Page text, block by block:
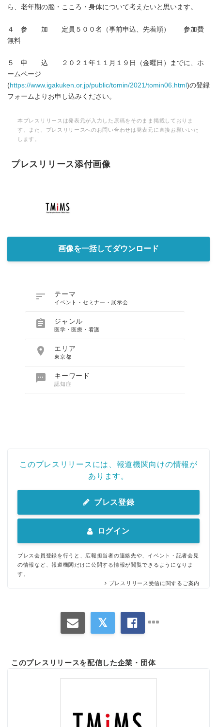
ら、老年期の脳・こころ・身体について考えたいと思います。
４ 参 加 定員５００名（事前申込、先着順） 参加費
無料
５ 申 込 ２０２１年１１月１９日（金曜日）までに、ホ
ームページ
(https://www.igakuken.or.jp/public/tomin/2021/tomin06.html )の登録
フォームよりお申し込みください。
本プレスリリースは発表元が入力した原稿をそのまま掲載しておりま
す。また、プレスリリースへのお問い合わせは発表元に直接お願いいた
します。
プレスリリース添付画像
画像を一括してダウンロード
 テーマ
イベント・セミナー・展示会
 ジャンル
医学・医療・看護
 エリア
東京都
 キーワード
認知症
このプレスリリースには、報道機関向けの情報が
あります。
プレス登録
ログイン
プレス会員登録を行うと、広報担当者の連絡先や、イベント・記者会見
の情報など、報道機関だけに公開する情報が閲覧できるようになりま
す。
プレスリリース受信に関するご案内
このプレスリリースを配信した企業・団体